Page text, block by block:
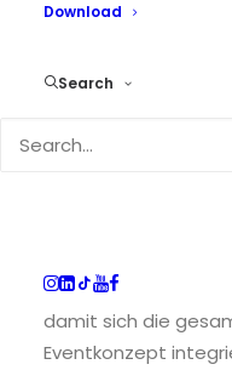
Download
Search
Möglichkeit,
der Veranstaltung
wurde ein
damit sich die
Eventkonzept